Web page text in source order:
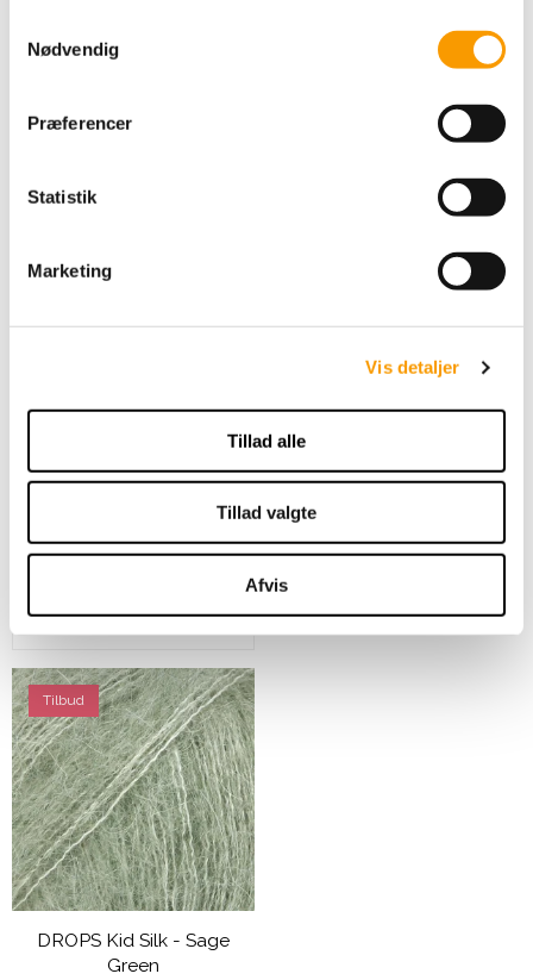
Nødvendig
Præferencer
Statistik
Marketing
Vis detaljer
Tillad alle
Tillad valgte
Afvis
49,00 DKK
Light Yellow
20,00 DKK
Tilbud
DROPS Kid Silk - Sage
Green